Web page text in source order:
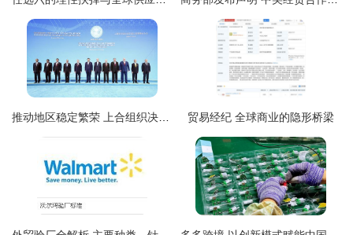
贸易经纪 全球商业的隐形桥梁